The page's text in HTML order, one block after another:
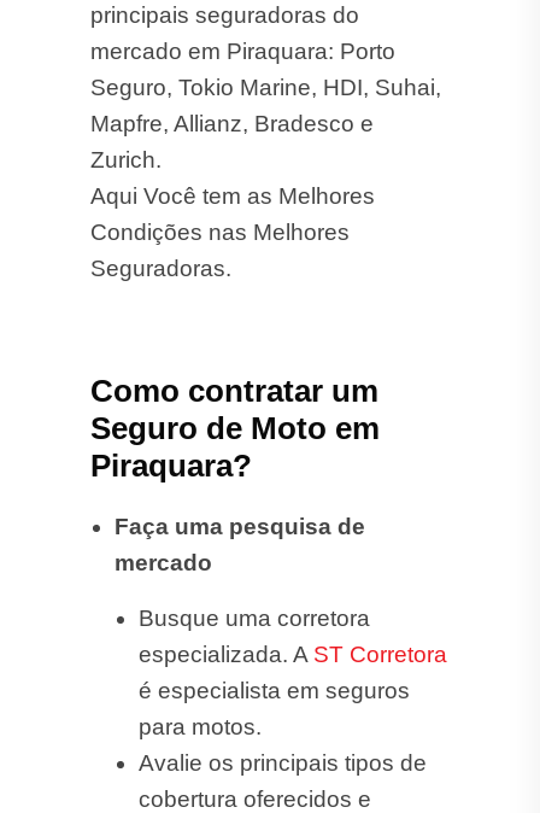
principais seguradoras do
mercado em Piraquara: Porto
Seguro, Tokio Marine, HDI, Suhai,
Mapfre, Allianz, Bradesco e
Zurich.
Aqui Você tem as Melhores
Condições nas Melhores
Seguradoras.
Como contratar um
Seguro de Moto em
Piraquara?
Faça uma pesquisa de
mercado
Busque uma corretora
especializada. A ST Corretora
é especialista em seguros
para motos.
Avalie os principais tipos de
cobertura oferecidos e